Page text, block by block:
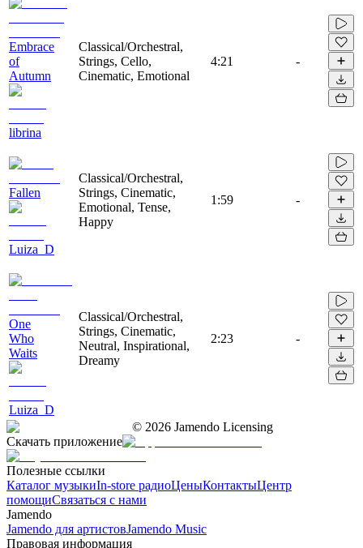
Embrace
of
Autumn
librina
Classical/Orchestral,
Strings, Cello,
Cinematic, Emotional
4:21 -
Fallen
Luiza_D
Classical/Orchestral,
Strings, Cinematic,
Emotional, Tense,
Happy
1:59 -
One
Who
Waits
Luiza_D
Classical/Orchestral,
Strings, Cinematic,
Neutral, Inspirational,
Dreamy
2:23 -
© 2026 Jamendo Licensing
Скачать приложение
Полезные ссылки
Каталог музыкиIn-store радиоЦеныКонтактыЦентр
помощиСвязаться с нами
Jamendo
Jamendo для артистовJamendo Music
Правовая информация